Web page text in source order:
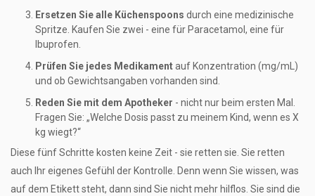
Ersetzen Sie alle Küchenspoons durch eine medizinische
Spritze. Kaufen Sie zwei - eine für Paracetamol, eine für
Ibuprofen.
Prüfen Sie jedes Medikamentauf Konzentration (mg/mL)
und ob Gewichtsangaben vorhanden sind.
Reden Sie mit dem Apotheker - nicht nur beim ersten Mal.
Fragen Sie: „Welche Dosis passt zu meinem Kind, wenn es X
kg wiegt?“
Diese fünf Schritte kosten keine Zeit - sie retten sie. Sie retten
auch Ihr eigenes Gefühl der Kontrolle. Denn wenn Sie wissen, was
auf dem Etikett steht, dann sind Sie nicht mehr hilflos. Sie sind die